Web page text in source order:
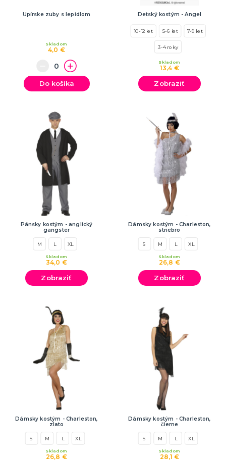
Upírske zuby s lepidlom
4,0 €
Skladom
Do košíka
Detský kostým - Angel
10-12 let 5-6 let 7-9 let
3-4 roky
13,4 €
Skladom
Zobraziť
Pánsky kostým - anglický
gangster
M L XL
34,0 €
Skladom
Zobraziť
Dámsky kostým - Charleston,
striebro
S M L XL
26,8 €
Skladom
Zobraziť
Dámsky kostým - Charleston,
zlato
S M L XL
26,8 €
Skladom
Dámsky kostým - Charleston,
čierne
S M L XL
28,1 €
Skladom